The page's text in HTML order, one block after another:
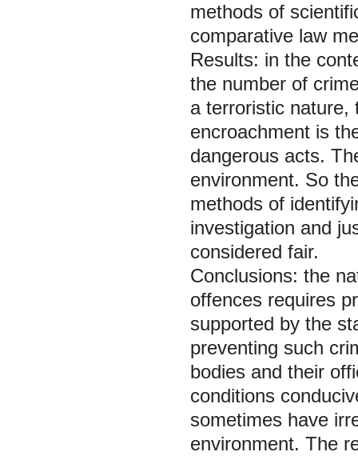
methods of
comparative law
Results: in the
the number of
a terroristic nature,
encroachment is
dangerous acts.
environment. So
methods of
investigation and
considered fair.
Conclusions: the
offences requires
supported by the
preventing such
bodies and their
conditions
sometimes have
environment. The